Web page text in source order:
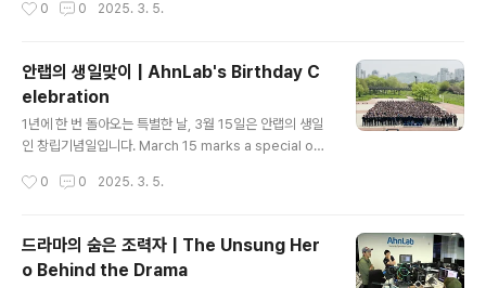
모여 최초의 지역 기반 사회공헌 공동체 ‘판교CSR얼라이
ted in Pangyo Techno Valley, each with diverse
backgrounds, expertise and resources, came t
ogether to address various local community iss
ues. This collaboration led to the birth of the ..
0 0 2025. 3. 5.
안랩의 생일맞이 | AhnLab's Birthday C
elebration
1년에 한 번 돌아오는 특별한 날, 3월 15일은 안랩의 생일
인 창립기념일입니다. March 15 marks a special occ
ersary. 안랩이 생일을 기념하는 방식은 매년 조금씩 달라
촬영과 헌혈 캠페인입니다. While the way AhnLab cel
ebrates its birthday may vary slightly each year,
two traditions remain constant: a group photo a
0 0 2025. 3. 5.
드라마의 숨은 조력자 | The Unsung Her
o Behind the Drama